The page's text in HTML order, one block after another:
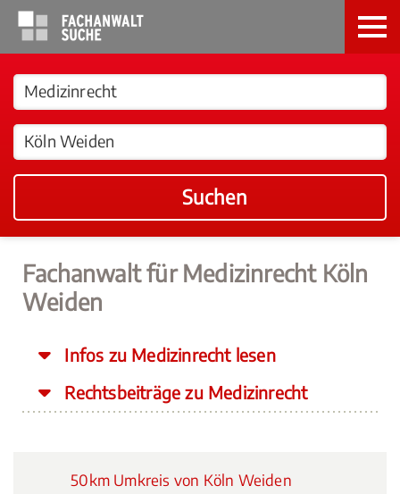
Suchen
Fachanwalt für Medizinrecht Köln
Weiden
Infos zu Medizinrecht lesen
Rechtsbeiträge zu Medizinrecht
50km Umkreis von Köln Weiden